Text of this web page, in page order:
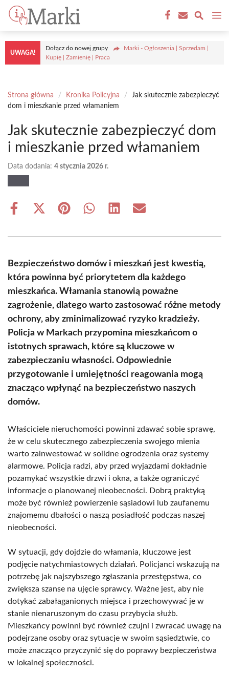
Przejdź
treści
UWAGA!
Dołącz do nowej grupy
Marki - Ogłoszenia | Sprzedam |
Kupię | Zamienię | Praca
Strona główna / Kronika Policyjna /
Jak skutecznie zabezpieczyć
dom i mieszkanie przed włamaniem
Jak skutecznie zabezpieczyć dom
i mieszkanie przed włamaniem
Data dodania: 4 stycznia 2026 r.
Share
Share
(Twitter)
Share Share Share Share
Bezpieczeństwo domów i mieszkań jest kwestią,
która powinna być priorytetem dla każdego
mieszkańca. Włamania stanowią poważne
zagrożenie, dlatego warto zastosować różne metody
ochrony, aby zminimalizować ryzyko kradzieży.
Policja w Markach przypomina mieszkańcom o
istotnych sprawach, które są kluczowe w
zabezpieczaniu własności. Odpowiednie
przygotowanie i umiejętności reagowania mogą
znacząco wpłynąć na bezpieczeństwo naszych
domów.
Właściciele nieruchomości powinni zdawać sobie sprawę,
że w celu skutecznego zabezpieczenia swojego mienia
warto zainwestować w solidne ogrodzenia oraz systemy
alarmowe. Policja radzi, aby przed wyjazdami dokładnie
pozamykać wszystkie drzwi i okna, a także ograniczyć
informacje o planowanej nieobecności. Dobrą praktyką
może być również powierzenie sąsiadowi lub zaufanemu
znajomemu dbałości o naszą posiadłość podczas naszej
nieobecności.
W sytuacji, gdy dojdzie do włamania, kluczowe jest
podjęcie natychmiastowych działań. Policjanci wskazują na
potrzebę jak najszybszego zgłaszania przestępstwa, co
zwiększa szanse na ujęcie sprawcy. Ważne jest, aby nie
dotykać zabałaganionych miejsca i przechowywać je w
stanie nienaruszonym do czasu przybycia służb.
Mieszkańcy powinni być również czujni i zwracać uwagę na
podejrzane osoby oraz sytuacje w swoim sąsiedztwie, co
może znacząco przyczynić się do poprawy bezpieczeństwa
w lokalnej społeczności.